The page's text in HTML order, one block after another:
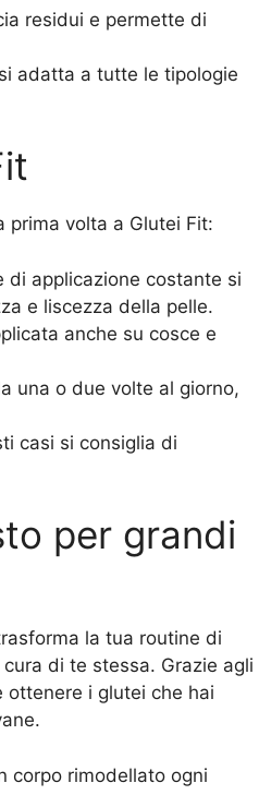
residui e permette di
adatta a tutte le tipologie
prima volta a Glutei Fit:
di applicazione costante si
e liscezza della pelle.
anche su cosce e
una o due volte al giorno,
casi si consiglia di
per grandi
la tua routine di
di te stessa. Grazie agli
i glutei che hai
corpo rimodellato ogni